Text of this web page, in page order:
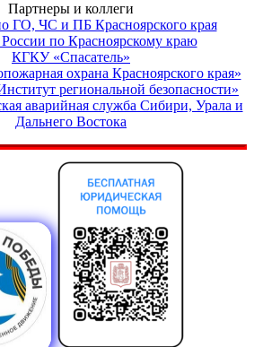
Партнеры и коллеги
ГО, ЧС и ПБ Красноярского края
по Красноярскому краю
КГКУ «Спасатель»
охрана Красноярского края»
региональной безопасности»
аварийная служба Сибири, Урала и
Дальнего Востока